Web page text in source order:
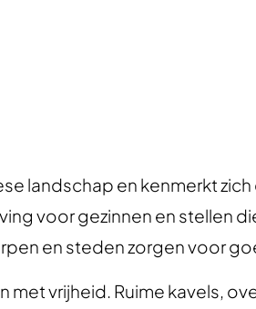
landschap en kenmerkt
voor gezinnen en stellen
en steden zorgen voor
vrijheid. Ruime kavels,